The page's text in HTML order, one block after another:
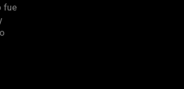
fue